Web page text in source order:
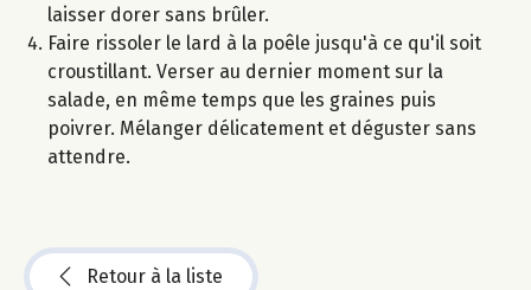
laisser dorer sans brûler.
Faire rissoler le lard à la poêle jusqu'à ce qu'il soit
croustillant. Verser au dernier moment sur la
salade, en même temps que les graines puis
poivrer. Mélanger délicatement et déguster sans
attendre.
Retour à la liste